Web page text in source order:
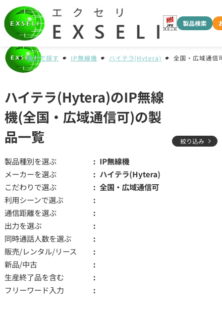
製品検索
種別で探す IP無線機 ハイテラ(Hytera) 全国・広域通信
ハイテラ(Hytera)のIP無線
機(全国・広域通信可)の製
品一覧
絞り込み
製品種別を選ぶ
IP無線機
メーカーを選ぶ
ハイテラ(Hytera)
こだわりで選ぶ
全国・広域通信可
利用シーンで選ぶ
通信距離を選ぶ
出力を選ぶ
同時通話人数を選ぶ
販売/レンタル/リース
新品/中古
生産終了品を含む
フリーワード入力